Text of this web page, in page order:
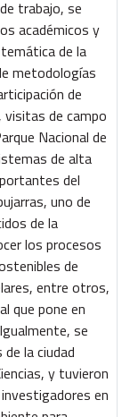
trabajo, se
académicos y
de la
metodologías
de
visitas de campo
Nacional de
de alta
del
uno de
de la
los procesos
de
entre otros,
que pone en
se
la ciudad
y tuvieron
en